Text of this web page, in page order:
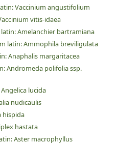
Vaccinium angustifolium
vitis-idaea
Amelanchier bartramiana
latin:Ammophila breviligulata
Anaphalis margaritacea
Andromeda polifolia ssp.
Angelica lucida
nudicaulis
hispida
hastata
Aster macrophyllus